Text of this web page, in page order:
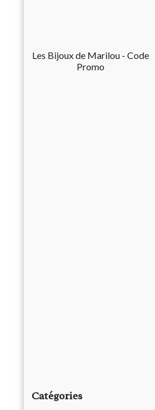
Les Bijoux de Marilou - Code
Promo
Catégories